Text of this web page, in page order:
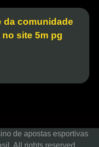
da comunidade
no site 5m pg
de apostas esportivas
All rights reserved.